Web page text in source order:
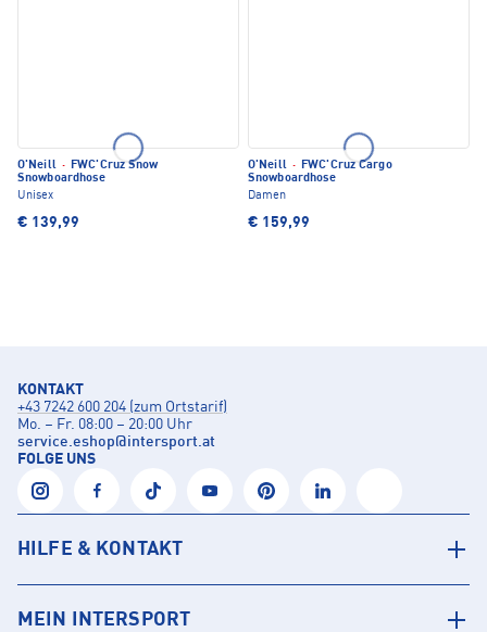
O'Neill · FWC'Cruz Snow
Snowboardhose
Unisex
€ 139,99
O'Neill · FWC'Cruz Cargo
Snowboardhose
Damen
€ 159,99
KONTAKT
+43 7242 600 204 (zum Ortstarif)
Mo. – Fr. 08:00 – 20:00 Uhr
service.eshop@intersport.at
FOLGE UNS
HILFE & KONTAKT
MEIN INTERSPORT